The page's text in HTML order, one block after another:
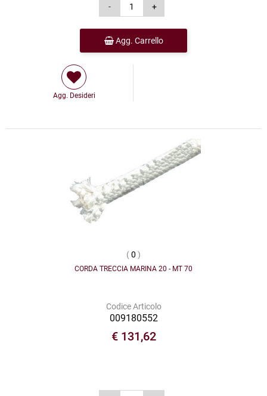
Agg. Carrello
Agg. Desideri
(0 )
CORDA TRECCIA MARINA 20 - MT 70
Codice Articolo
009180552
€ 131,62